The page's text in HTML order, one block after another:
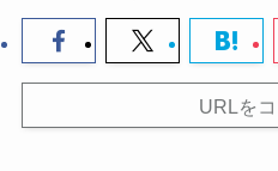
URLを